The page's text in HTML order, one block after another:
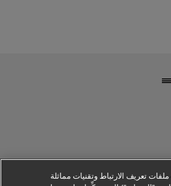
تعريف الارتباط وتقنيات مماثلة